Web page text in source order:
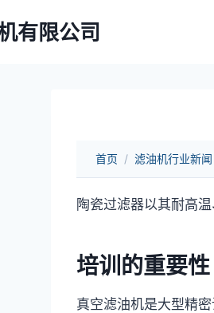
有限公司
首页 / 滤油机行业新闻
陶瓷过滤器以其耐高
培训的重要性
真空滤油机是大型精